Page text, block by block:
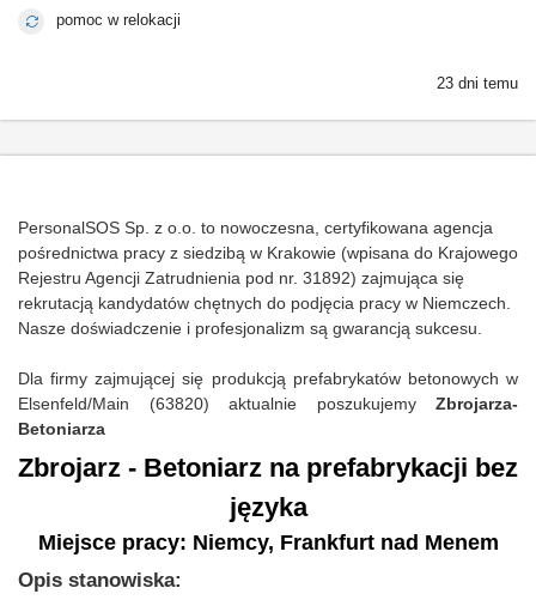
pomoc w relokacji
23 dni temu
PersonalSOS Sp. z o.o. to nowoczesna, certyfikowana agencja
pośrednictwa pracy z siedzibą w Krakowie (wpisana do Krajowego
Rejestru Agencji Zatrudnienia pod nr. 31892) zajmująca się
rekrutacją kandydatów chętnych do podjęcia pracy w Niemczech.
Nasze doświadczenie i profesjonalizm są gwarancją sukcesu.
Dla firmy zajmującej się produkcją prefabrykatów betonowych w
Elsenfeld/Main (63820) aktualnie poszukujemy Zbrojarza-
Betoniarza
Zbrojarz - Betoniarz na prefabrykacji bez
języka
Miejsce pracy: Niemcy, Frankfurt nad Menem
Opis stanowiska: